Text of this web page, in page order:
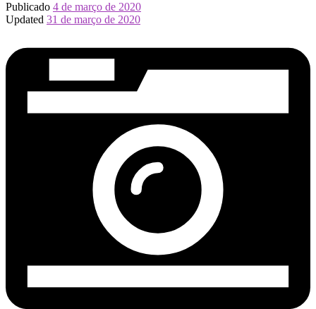
Publicado 4 de março de 2020
Updated 31 de março de 2020